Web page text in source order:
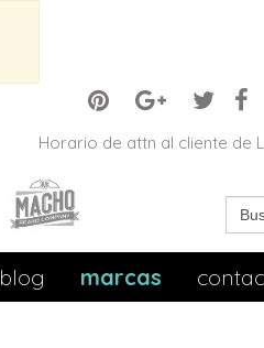
Horario de attn al cliente de
blog marcas